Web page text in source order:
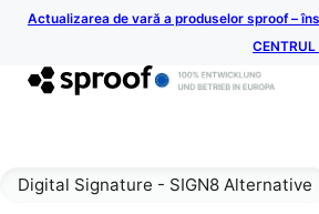
Actualizarea de vară a produselor sproof –
Digital Signature - SIGN8 Alternative